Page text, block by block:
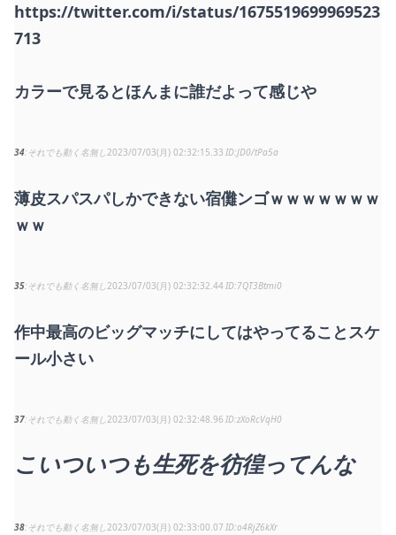
https://twitter.com/i/status/1675519699969523
713
カラーで見るとほんまに誰だよって感じや
34 それでも動く名無し2023/07/03(月) 02:32:15.33 JD0/tPa5a
薄皮スパスパしかできない宿儺ンゴｗｗｗｗｗｗｗ
ｗｗ
35 それでも動く名無し2023/07/03(月) 02:32:32.44 7QT3Btmi0
作中最高のビッグマッチにしてはやってることスケ
ール小さい
37 それでも動く名無し2023/07/03(月) 02:32:48.96 zXoRcVqH0
こいついつも生死を彷徨ってんな
38 それでも動く名無し2023/07/03(月) 02:33:00.07 o4RjZ6kXr